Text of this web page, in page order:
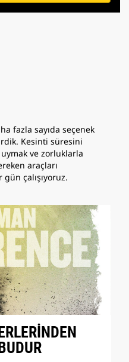
fazla sayıda seçenek
Kesinti süresini
ve zorluklarla
araçları
çalışıyoruz.